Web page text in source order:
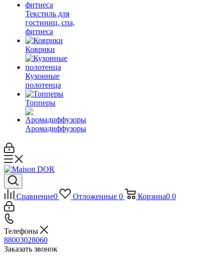
Текстиль для
гостиниц, спа,
фитнеса
Коврики
Кухонные
полотенца
Топперы
Аромадиффузоры
Сравнение0 Отложенные 0 Корзина0 0
Телефоны
88003028060
Заказать звонок